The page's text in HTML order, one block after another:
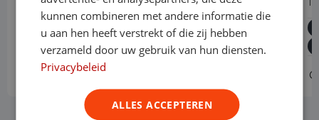
Automaat 40.386 km
2024
Asten
L2H1
Operational lease
kunnen combineren met andere informatie die
u aan hen heeft verstrekt of die zij hebben
verzameld door uw gebruik van hun diensten.
Privacybeleid
ALLES ACCEPTEREN